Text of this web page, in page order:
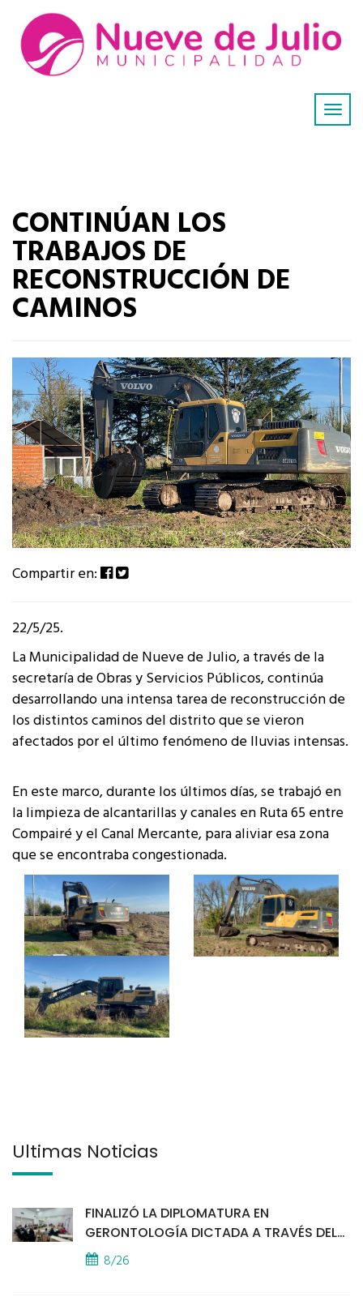
CONTINÚAN LOS
TRABAJOS DE
RECONSTRUCCIÓN DE
CAMINOS
Compartir en:
22/5/25.
La Municipalidad de Nueve de Julio, a través de la
secretaría de Obras y Servicios Públicos, continúa
desarrollando una intensa tarea de reconstrucción de
los distintos caminos del distrito que se vieron
afectados por el último fenómeno de lluvias intensas.
En este marco, durante los últimos días, se trabajó en
la limpieza de alcantarillas y canales en Ruta 65 entre
Compairé y el Canal Mercante, para aliviar esa zona
que se encontraba congestionada.
Últimas Noticias
FINALIZÓ LA DIPLOMATURA EN
GERONTOLOGÍA DICTADA A TRAVÉS DEL
PROGRAMA PUENTES
8/26